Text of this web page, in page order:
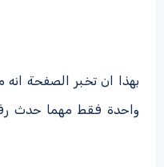
بهذا ان تخبر الصفحة
واحدة فقط مهما حدث